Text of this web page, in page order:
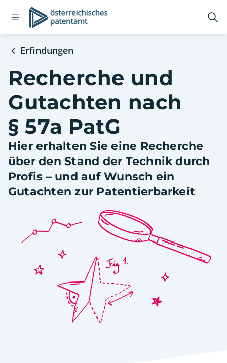
Open
navigation
Logo
Erfindungen
Recherche und
Gutachten nach
§ 57a PatG
Hier erhalten Sie eine Recherche
über den Stand der Technik durch
Profis – und auf Wunsch ein
Gutachten zur Patentierbarkeit